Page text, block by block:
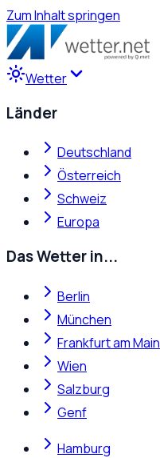
Zum Inhalt springen
Wetter
Länder
Deutschland
Österreich
Schweiz
Europa
Das Wetter in...
Berlin
München
Frankfurt am Main
Wien
Salzburg
Genf
Hamburg